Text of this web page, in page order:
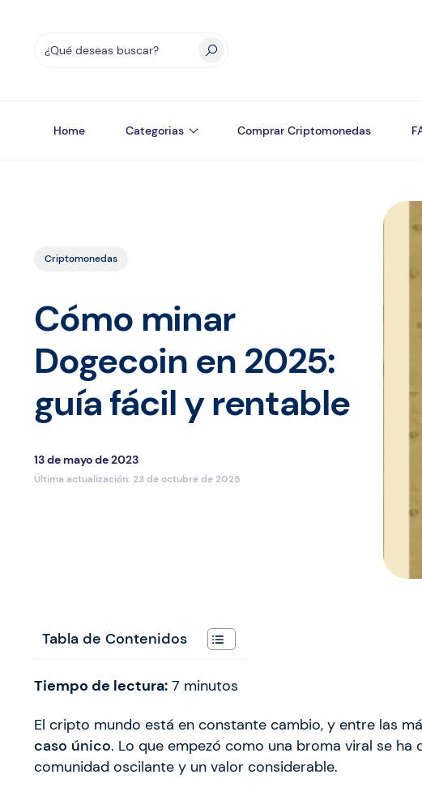
Home Categorias Comprar Criptomonedas
Criptomonedas
Cómo minar
Dogecoin en 2025:
guía fácil y rentable
13 de mayo de 2023
Última actualización: 23 de octubre de 2025
Tabla de Contenidos
Tiempo de lectura: 7 minutos
El cripto mundo está en constante cambio, y entre las
caso único. Lo que empezó como una broma viral se
comunidad oscilante y un valor considerable.